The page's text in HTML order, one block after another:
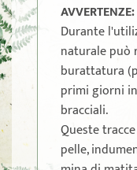
AVVERTENZE:
Durante
naturale può
burattatura
primi giorni
bracciali.
Queste
pelle,